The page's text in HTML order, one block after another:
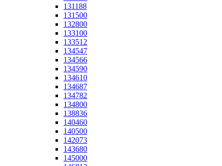
131188
131500
132800
133100
133512
134547
134566
134590
134610
134687
134782
134800
138836
140460
140500
142073
143680
145000